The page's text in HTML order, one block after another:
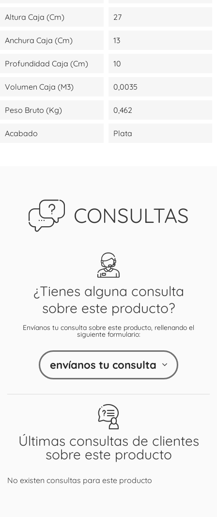
Altura Caja (cm) 27
Anchura Caja (cm) 13
Profundidad Caja (cm) 10
Volumen Caja (m3) 0,0035
Peso Bruto (kg) 0,462
Acabado Plata
CONSULTAS
Últimas consultas de clientes
sobre este producto
No existen consultas para este producto
¿Tienes alguna consulta
sobre este producto?
Envíanos tu consulta sobre este producto, rellenando el
siguiente formulario:
envíanos tu consulta